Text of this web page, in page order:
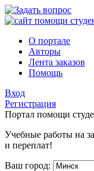
О портале
Авторы
Лента заказов
Помощь
Вход
Регистрация
Портал помощи
Учебные работы на
и переплат!
Ваш город: